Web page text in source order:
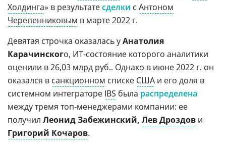
Холдинга» в результатесделки с Антоном
Черепенниковым в марте 2022 г.
Девятая строчка оказалась уАнатолия
Карачинского, ИТ-состояние которого аналитики
оценили в 26,03 млрд руб.. Однако в июне 2022 г. он
оказался в санкционном списке США и его доля в
системном интеграторе IBS была распределена
между тремя топ-менеджерами компании: ее
получил Леонид Забежинский, Лев Дроздов и
Григорий Кочаров.